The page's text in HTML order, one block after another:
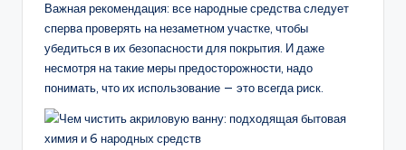
Важная рекомендация: все народные средства следует
сперва проверять на незаметном участке, чтобы
убедиться в их безопасности для покрытия. И даже
несмотря на такие меры предосторожности, надо
понимать, что их использование — это всегда риск.